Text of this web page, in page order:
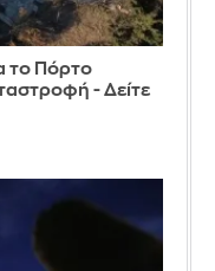
το Πόρτο
- Δείτε